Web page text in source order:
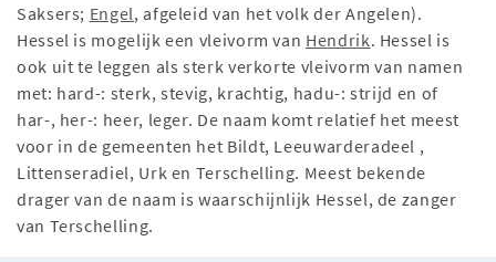
Saksers; Engel, afgeleid van het volk der Angelen).
Hessel is mogelijk een vleivorm van Hendrik. Hessel is
ook uit te leggen als sterk verkorte vleivorm van namen
met: hard-: sterk, stevig, krachtig, hadu-: strijd en of
har-, her-: heer, leger. De naam komt relatief het meest
voor in de gemeenten het Bildt, Leeuwarderadeel ,
Littenseradiel, Urk en Terschelling. Meest bekende
drager van de naam is waarschijnlijk Hessel, de zanger
van Terschelling.